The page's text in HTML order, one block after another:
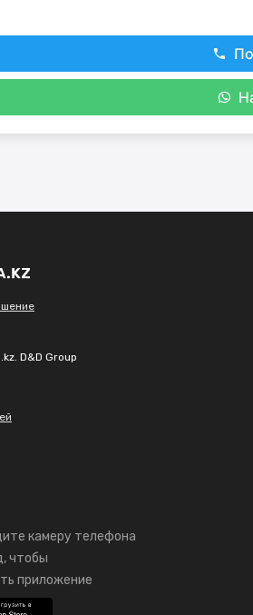
D&D Group
камеру телефона
чтобы
приложение